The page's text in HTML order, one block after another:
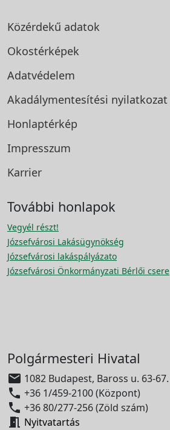
Közérdekű adatok
Okostérképek
Adatvédelem
Akadálymentesítési nyilatkozat
Honlaptérkép
Impresszum
Karrier
További honlapok
Vegyél részt!
Józsefvárosi Lakásügynökség
Józsefvárosi lakáspályázato
Józsefvárosi Önkormányzati Bérlői csere
Polgármesteri Hivatal
 1082 Budapest, Baross u. 63-67.
 +36 1/459-2100 (Központ)
 +36 80/277-256 (Zöld szám)
 Nyitvatartás